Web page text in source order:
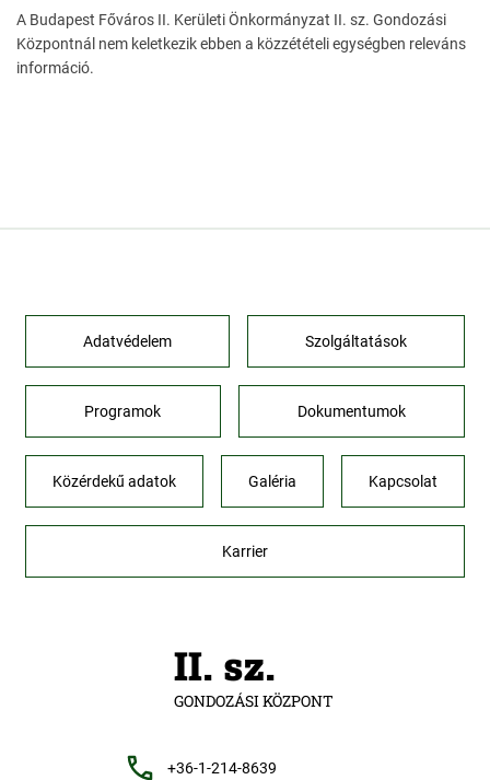
A Budapest Főváros II. Kerületi Önkormányzat II. sz. Gondozási
Központnál nem keletkezik ebben a közzétételi egységben releváns
információ.
II. sz.
GONDOZÁSI KÖZPONT
+36-1-214-8639
Adatvédelem Szolgáltatások
Programok Dokumentumok
Közérdekű adatok Galéria Kapcsolat
Karrier